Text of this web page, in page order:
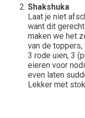
Shakshuka
Laat je niet
want dit
maken we het
van de
3 rode uien, 3
eieren voor
even laten
Lekker met